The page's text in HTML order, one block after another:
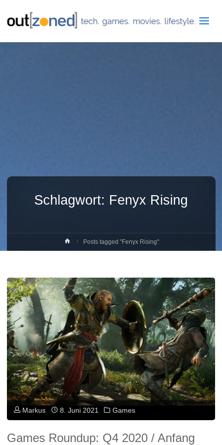
Schlagwort: Fenyx Rising
HomePosts tagged "Fenyx Rising"
Markus 8. Juni 2021 Games
Games Roundup: Q4 2020 / Anfang